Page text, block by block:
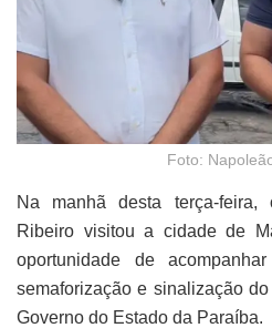
Foto:
Na manhã desta terça-feira,
Ribeiro visitou a cidade de
oportunidade de
semaforização e sinalização
Governo do Estado da Paraíba.